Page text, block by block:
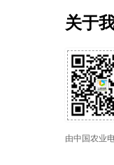
关于
由中国农业